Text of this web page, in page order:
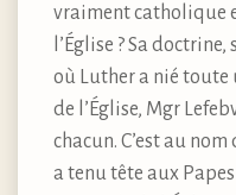
vraiment catholique
l’Église ? Sa
où Luther a nié toute
de l’Église, Mgr
chacun. C’est au nom
a tenu tête aux